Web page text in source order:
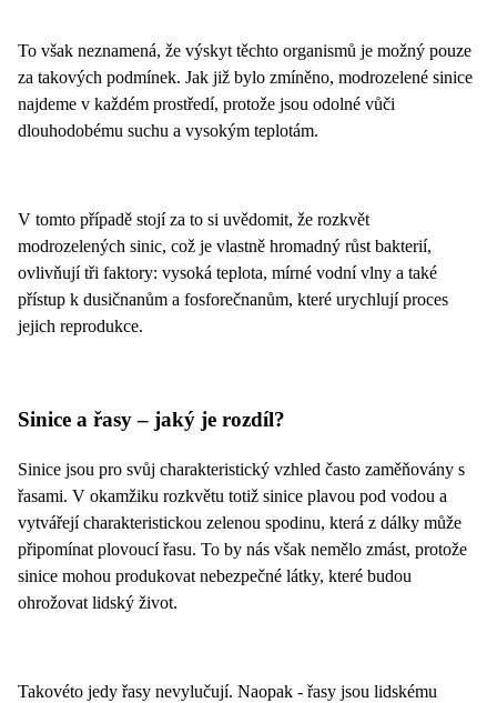
To však neznamená, že výskyt těchto organismů je možný pouze
za takových podmínek. Jak již bylo zmíněno, modrozelené sinice
najdeme v každém prostředí, protože jsou odolné vůči
dlouhodobému suchu a vysokým teplotám.
V tomto případě stojí za to si uvědomit, že rozkvět
modrozelených sinic, což je vlastně hromadný růst bakterií,
ovlivňují tři faktory: vysoká teplota, mírné vodní vlny a také
přístup k dusičnanům a fosforečnanům, které urychlují proces
jejich reprodukce.
Sinice a řasy – jaký je rozdíl?
Sinice jsou pro svůj charakteristický vzhled často zaměňovány s
řasami. V okamžiku rozkvětu totiž sinice plavou pod vodou a
vytvářejí charakteristickou zelenou spodinu, která z dálky může
připomínat plovoucí řasu. To by nás však nemělo zmást, protože
sinice mohou produkovat nebezpečné látky, které budou
ohrožovat lidský život.
Takovéto jedy řasy nevylučují. Naopak - řasy jsou lidskému